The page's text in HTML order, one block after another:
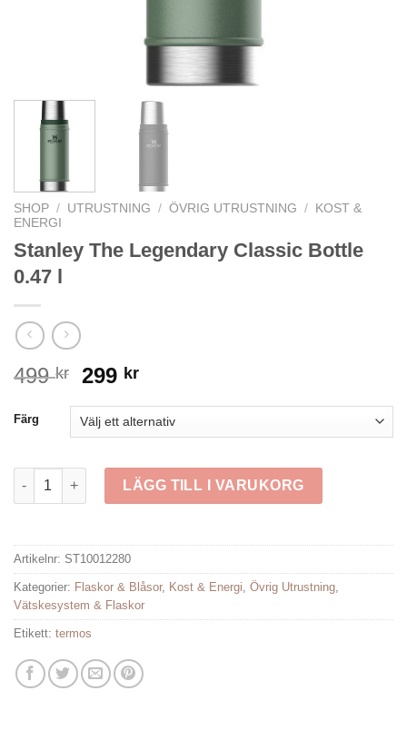
SHOP / UTRUSTNING / ÖVRIG UTRUSTNING /
KOST &
ENERGI
Stanley The Legendary Classic Bottle
0.47 l
499kr
Det
priset
var:
499 kr.
299 krDet
priset
är:
299 kr.
Färg
Stanley The Legendary Classic Bottle 0.47 l mängd
LÄGG TILL I VARUKORG
Artikelnr: ST10012280
Kategorier: Flaskor & Blåsor, Kost & Energi Övrig Utrustning
Vätskesystem & Flaskor
Etikett: termos